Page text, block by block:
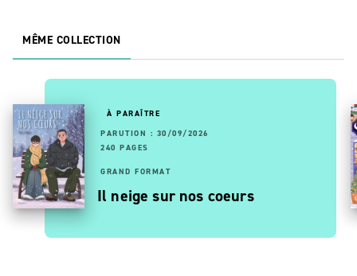
MÊME COLLECTION
À PARAÎTRE
PARUTION : 30/09/2026
240 PAGES
GRAND FORMAT
Il neige sur nos coeurs